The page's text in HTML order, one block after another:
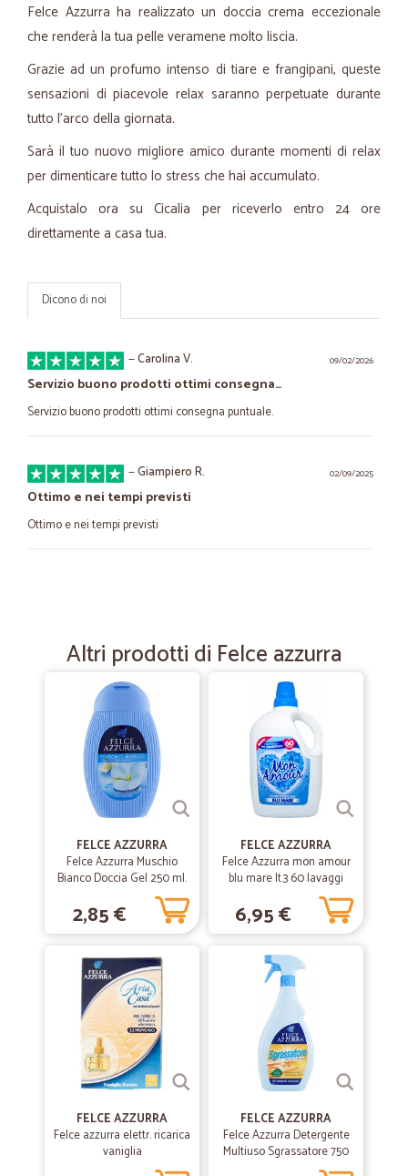
Felce Azzurra ha realizzato un doccia crema eccezionale
che renderà la tua pelle veramene molto liscia.
Grazie ad un profumo intenso di tiare e frangipani, queste
sensazioni di piacevole relax saranno perpetuate durante
tutto l'arco della giornata.
Sarà il tuo nuovo migliore amico durante momenti di relax
per dimenticare tutto lo stress che hai accumulato.
Acquistalo ora su Cicalia per riceverlo entro 24 ore
direttamente a casa tua.
Dicono di noi
09/02/2026
—Carolina V.
Servizio buono prodotti ottimi consegna…
Servizio buono prodotti ottimi consegna puntuale.
02/09/2025
—Giampiero R.
Ottimo e nei tempi previsti
Ottimo e nei tempi previsti
Maddalena G.
Mi sono stupita consegna ultra veloce
Mi sono stupita consegna ultra veloce. Ho comprato delle calze sono
bellissime ottimo materiale. Belle morbide Grazie
Ottima esperienza
Ottima esperienza, consegna veloce in ottimo imballo; liquidi e fragili
arrivati in perfette condizioni.
—.
Ottima azienda. Materiale ben imballato e trasporto ottimo
03/02/2021
—Vincenzo C.
Cicalia affidabile veramente
sono rimasto sorpreso per l'accuratezza del servizio, sicuramente
farò ancora ordini.
Altri prodotti di Felce azzurra
FELCE AZZURRA
Felce Azzurra Muschio
Bianco Doccia Gel 250 ml.
2,85 €
FELCE AZZURRA
Felce Azzurra mon amour
blu mare lt.3 60 lavaggi
6,95 €
FELCE AZZURRA
Felce azzurra elettr. ricarica
vaniglia
FELCE AZZURRA
Felce Azzurra Detergente
Multiuso Sgrassatore 750